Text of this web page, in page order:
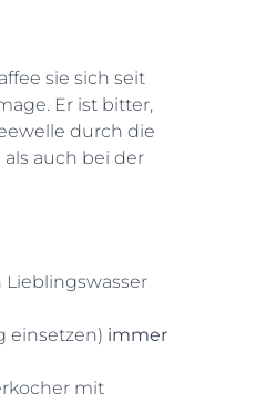
sie sich seit
Er ist bitter,
durch die
auch bei der
einsetzen) immer
mit